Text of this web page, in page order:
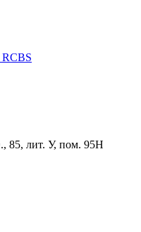
RCBS
85, лит. У, пом. 95Н